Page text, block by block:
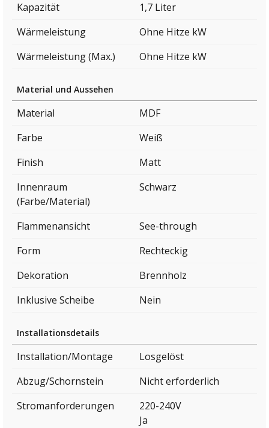
Kapazität
1,7 Liter
Wärmeleistung
Ohne Hitze kW
Wärmeleistung (Max.)
Ohne Hitze kW
Material und Aussehen
Material
MDF
Farbe
Weiß
Finish
Matt
Innenraum
(Farbe/Material)
Schwarz
Flammenansicht
See-through
Form
Rechteckig
Dekoration
Brennholz
Inklusive Scheibe
Nein
Installationsdetails
Installation/Montage
Losgelöst
Abzug/Schornstein
Nicht erforderlich
Stromanforderungen
220-240V
Ja